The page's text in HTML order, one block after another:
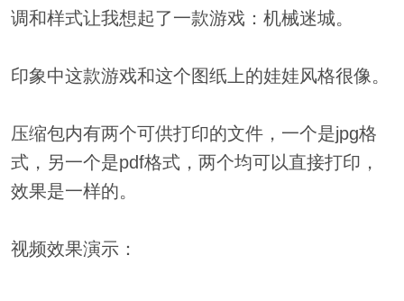
调和样式让我想起了一款游戏：机械迷城。
印象中这款游戏和这个图纸上的娃娃风格很像。
压缩包内有两个可供打印的文件，一个是jpg格
式，另一个是pdf格式，两个均可以直接打印，
效果是一样的。
视频效果演示：